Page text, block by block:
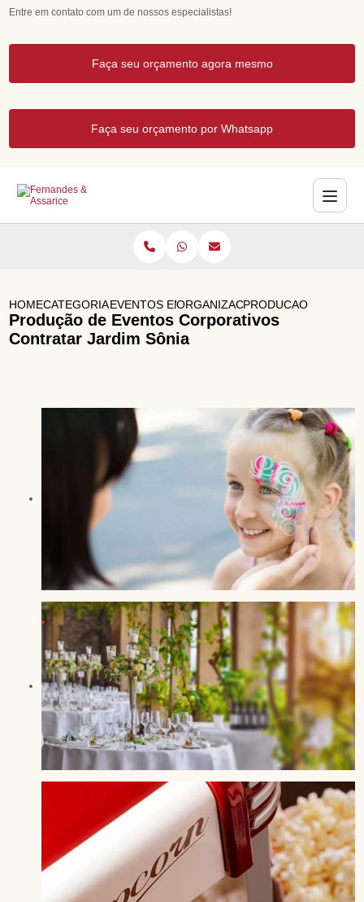
Entre em contato com um de nossos especialistas!
Faça seu orçamento agora mesmo
Faça seu orçamento por Whatsapp
HOMECATEGORIASEVENTOS EMPRESARIAIS
ORGANIZACAO DE EVENTOS
PRODUCAO DE
Produção de Eventos Corporativos
Contratar Jardim Sônia